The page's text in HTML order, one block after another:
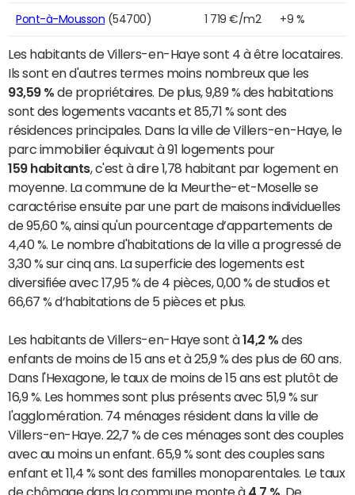
Pont-à-Mousson (54700) 1 719 €/m2 +9 %
Les habitants de Villers-en-Haye sont 4 à être locataires.
Ils sont en d'autres termes moins nombreux que les
93,59 % de propriétaires. De plus, 9,89 % des habitations
sont des logements vacants et 85,71 % sont des
résidences principales. Dans la ville de Villers-en-Haye, le
parc immobilier équivaut à 91 logements pour
159 habitants, c'est à dire 1,78 habitant par logement en
moyenne. La commune de la Meurthe-et-Moselle se
caractérise ensuite par une part de maisons individuelles
de 95,60 %, ainsi qu'un pourcentage d’appartements de
4,40 %. Le nombre d'habitations de la ville a progressé de
3,30 % sur cinq ans. La superficie des logements est
diversifiée avec 17,95 % de 4 pièces, 0,00 % de studios et
66,67 % d’habitations de 5 pièces et plus.
Les habitants de Villers-en-Haye sont à14,2 % des
enfants de moins de 15 ans et à 25,9 % des plus de 60 ans.
Dans l'Hexagone, le taux de moins de 15 ans est plutôt de
16,9 %. Les hommes sont plus présents avec 51,9 % sur
l'agglomération. 74 ménages résident dans la ville de
Villers-en-Haye. 22,7 % de ces ménages sont des couples
avec au moins un enfant. 65,9 % sont des couples sans
enfant et 11,4 % sont des familles monoparentales. Le taux
de chômage dans la commune monte à 4,7 %. De